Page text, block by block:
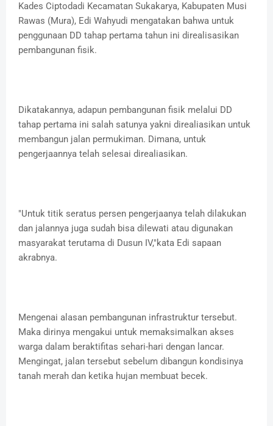
Kades Ciptodadi Kecamatan Sukakarya, Kabupaten Musi
Rawas (Mura), Edi Wahyudi mengatakan bahwa untuk
penggunaan DD tahap pertama tahun ini direalisasikan
pembangunan fisik.
Dikatakannya, adapun pembangunan fisik melalui DD
tahap pertama ini salah satunya yakni direaliasikan untuk
membangun jalan permukiman. Dimana, untuk
pengerjaannya telah selesai direaliasikan.
"Untuk titik seratus persen pengerjaanya telah dilakukan
dan jalannya juga sudah bisa dilewati atau digunakan
masyarakat terutama di Dusun IV,"kata Edi sapaan
akrabnya.
Mengenai alasan pembangunan infrastruktur tersebut.
Maka dirinya mengakui untuk memaksimalkan akses
warga dalam beraktifitas sehari-hari dengan lancar.
Mengingat, jalan tersebut sebelum dibangun kondisinya
tanah merah dan ketika hujan membuat becek.